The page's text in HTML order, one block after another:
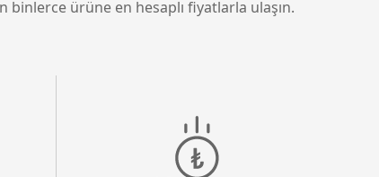
binlerce ürüne en hesaplı fiyatlarla ulaşın.